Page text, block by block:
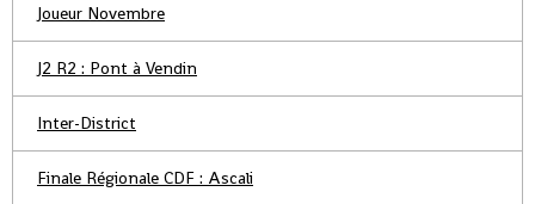
Joueur Novembre
J2 R2 : Pont à Vendin
Inter-District
Finale Régionale CDF : Ascali